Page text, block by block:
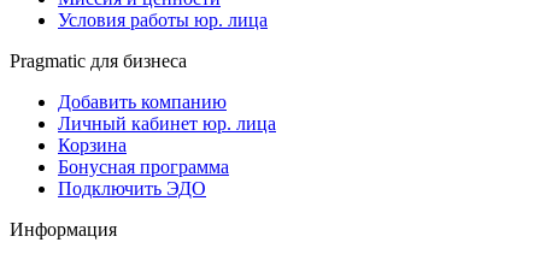
Условия работы юр. лица
Pragmatic для бизнеса
Добавить компанию
Личный кабинет юр. лица
Корзина
Бонусная программа
Подключить ЭДО
Информация